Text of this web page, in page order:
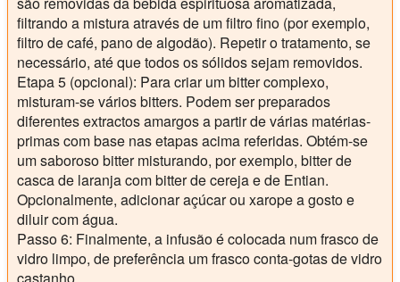
filtrando a mistura através de um filtro fino (por exemplo,
filtro de café, pano de algodão). Repetir o tratamento, se
necessário, até que todos os sólidos sejam removidos.
Etapa 5 (opcional): Para criar um bitter complexo,
misturam-se vários bitters. Podem ser preparados
diferentes extractos amargos a partir de várias matérias-
primas com base nas etapas acima referidas. Obtém-se
um saboroso bitter misturando, por exemplo, bitter de
casca de laranja com bitter de cereja e de Entian.
Opcionalmente, adicionar açúcar ou xarope a gosto e
diluir com água.
Passo 6: Finalmente, a infusão é colocada num frasco de
vidro limpo, de preferência um frasco conta-gotas de vidro
castanho.